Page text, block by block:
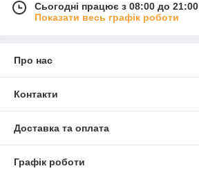
Сьогодні працює з 08:00 до 21:00
Показати весь графік роботи
Про нас
Контакти
Доставка та оплата
Графік роботи